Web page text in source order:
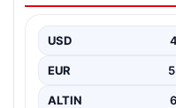
İnternet dünyasında
çeşitli…
USD
EUR
ALTIN